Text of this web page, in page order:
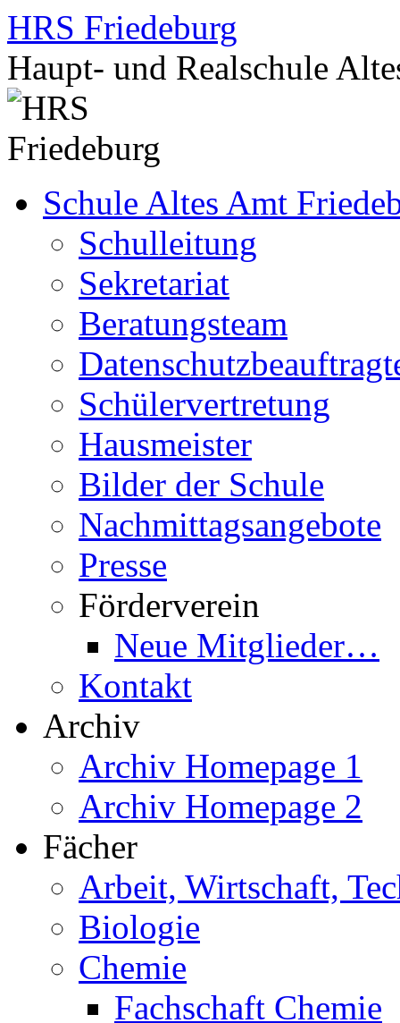
Zum
Inhalt
springen
HRS Friedeburg
Haupt- und Realschule
Schule Altes Amt
Schulleitung
Sekretariat
Beratungsteam
Schülervertretung
Hausmeister
Bilder der Schule
Nachmittagsangebote
Presse
Förderverein
Neue Mitglieder…
Kontakt
Archiv
Archiv Homepage 1
Archiv Homepage 2
Fächer
Arbeit, Wirtschaft,
Biologie
Chemie
Fachschaft Chemie